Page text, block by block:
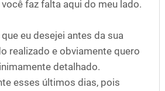
faz falta aqui do meu lado.
eu desejei antes da sua
realizado e obviamente quero
detalhado.
esses últimos dias, pois